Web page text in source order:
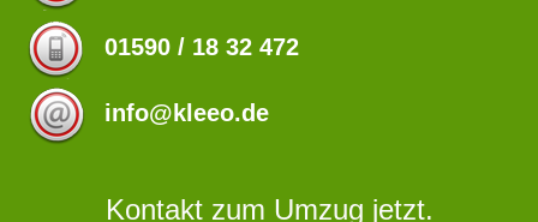
01590 / 18 32 472
info@kleeo.de
Kontakt zum Umzug jetzt.